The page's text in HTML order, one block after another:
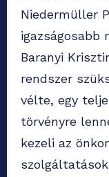
Niedermüller
igazságosabb
Baranyi
rendszer
vélte, egy
törvényre
kezeli az